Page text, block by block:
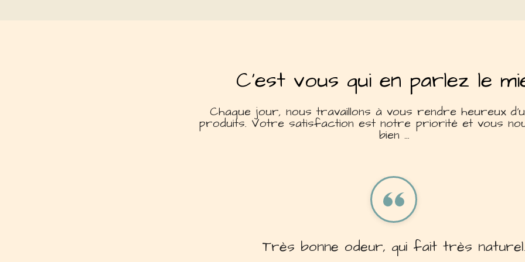
C'est vous qui en parlez le
Chaque jour, nous travaillons à vous rendre heureux
produits. Votre satisfaction est notre priorité et vous
bien …
Idéal pour ma peau fragile. Naturel et